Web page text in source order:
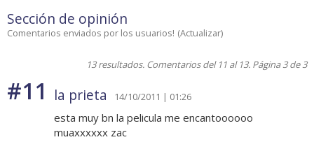
Sección de opinión
Comentarios enviados por los usuarios! (Actualizar)
13 resultados. Comentarios del 11 al 13. Página 3 de 3
#11 la prieta 14/10/2011 | 01:26
esta muy bn la pelicula me encantoooooo
muaxxxxxx zac